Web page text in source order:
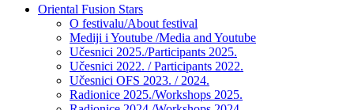
festivala
Skip
Oriental Fusion Stars
O festivalu/About festival
Mediji i Youtube /Media and Youtube
Učesnici 2025./Participants 2025.
Učesnici 2022. / Participants 2022.
Učesnici OFS 2023. / 2024.
Radionice 2025./Workshops 2025.